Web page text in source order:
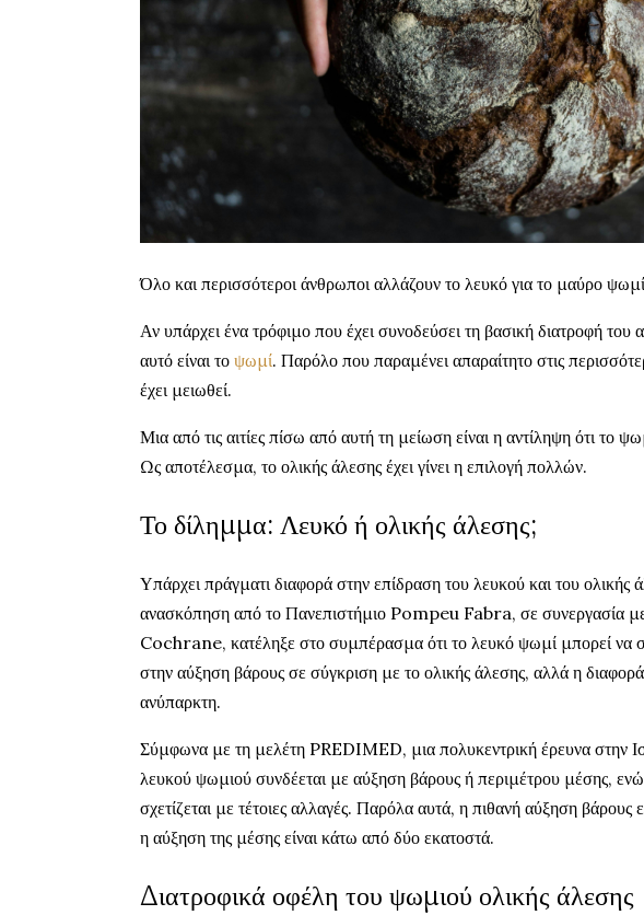
Όλο και περισσότεροι άνθρωποι αλλάζουν το λευκό για το μαύρο
Αν υπάρχει ένα τρόφιμο που έχει συνοδεύσει τη βασική διατροφή του
αυτό είναι το ψωμί. Παρόλο που παραμένει απαραίτητο στις
έχει μειωθεί.
Μια από τις αιτίες πίσω από αυτή τη μείωση είναι η αντίληψη ότι το
Ως αποτέλεσμα, το ολικής άλεσης έχει γίνει η επιλογή πολλών.
Το δίλημμα: Λευκό ή ολικής άλεσης;
Υπάρχει πράγματι διαφορά στην επίδραση του λευκού και του
ανασκόπηση από το Πανεπιστήμιο Pompeu Fabra, σε συνεργασία με
Cochrane, κατέληξε στο συμπέρασμα ότι το λευκό ψωμί μπορεί να
στην αύξηση βάρους σε σύγκριση με το ολικής άλεσης, αλλά η
ανύπαρκτη.
Σύμφωνα με τη μελέτη PREDIMED, μια πολυκεντρική έρευνα στην
λευκού ψωμιού συνδέεται με αύξηση βάρους ή περιμέτρου μέσης,
σχετίζεται με τέτοιες αλλαγές. Παρόλα αυτά, η πιθανή αύξηση βάρους
η αύξηση της μέσης είναι κάτω από δύο εκατοστά.
Διατροφικά οφέλη του ψωμιού ολικής άλεσης